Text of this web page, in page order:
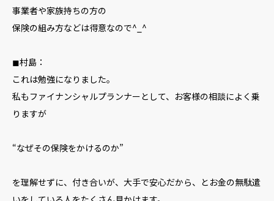
事業者や家族持ちの方の
保険の組み方などは得意なので^_^
◼︎村島：
これは勉強になりました。
私もファイナンシャルプランナーとして、お客様の相談によく乗
りますが
“なぜその保険をかけるのか”
を理解せずに、付き合いが、大手で安心だから、とお金の無駄遣